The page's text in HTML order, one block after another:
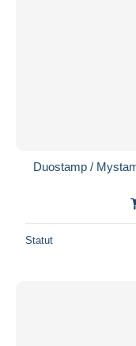
Duostamp /
Statut